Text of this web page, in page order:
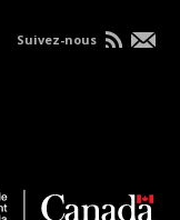
Suivez-nous